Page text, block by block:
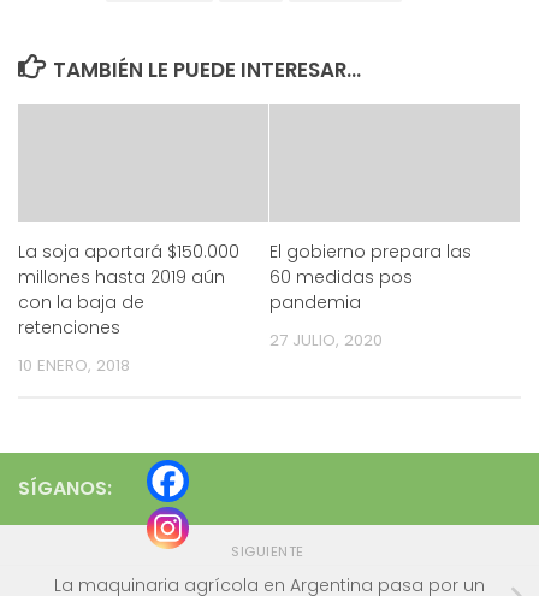
TAMBIÉN LE PUEDE INTERESAR...
La soja aportará $150.000
millones hasta 2019 aún
con la baja de
retenciones
10 ENERO, 2018
El gobierno prepara las
60 medidas pos
pandemia
27 JULIO, 2020
SÍGANOS:
SIGUIENTE
La maquinaria agrícola en Argentina pasa por un